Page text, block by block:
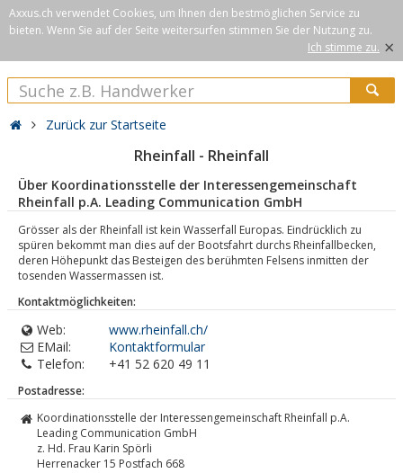
Axxus.ch verwendet Cookies, um Ihnen den bestmöglichen Service zu
bieten. Wenn Sie auf der Seite weitersurfen stimmen Sie der Nutzung zu.
Ich stimme zu. ×
Zurück zur Startseite
Rheinfall - Rheinfall
Über Koordinationsstelle der Interessengemeinschaft
Rheinfall p.A. Leading Communication GmbH
Grösser als der Rheinfall ist kein Wasserfall Europas. Eindrücklich zu
spüren bekommt man dies auf der Bootsfahrt durchs Rheinfallbecken,
deren Höhepunkt das Besteigen des berühmten Felsens inmitten der
tosenden Wassermassen ist.
Kontaktmöglichkeiten:
Web:
www.rheinfall.ch/
EMail:
Kontaktformular
Telefon:
+41 52 620 49 11
Postadresse:
Koordinationsstelle der Interessengemeinschaft Rheinfall p.A.
Leading Communication GmbH
z. Hd. Frau Karin Spörli
Herrenacker 15 Postfach 668